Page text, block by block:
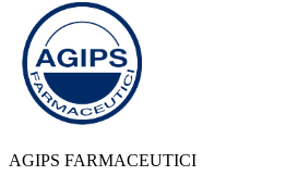
AGIPS FARMACEUTICI